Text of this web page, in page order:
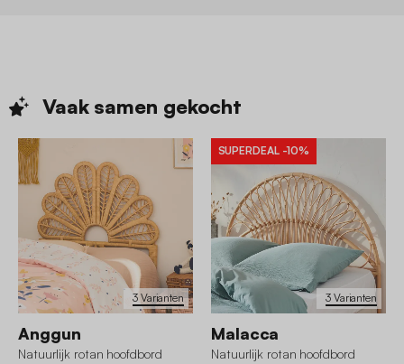
Vaak samen gekocht
3 Varianten
Anggun
Natuurlijk rotan hoofdbord
3 Varianten
SUPERDEAL -10%
Malacca
Natuurlijk rotan hoofdbord